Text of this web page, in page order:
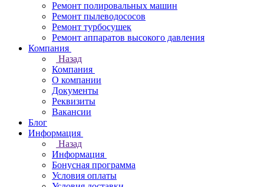
Ремонт полировальных машин
Ремонт пылеводососов
Ремонт турбосушек
Ремонт аппаратов высокого давления
Компания
Назад
Компания
О компании
Документы
Реквизиты
Вакансии
Блог
Информация
Назад
Информация
Бонусная программа
Условия оплаты